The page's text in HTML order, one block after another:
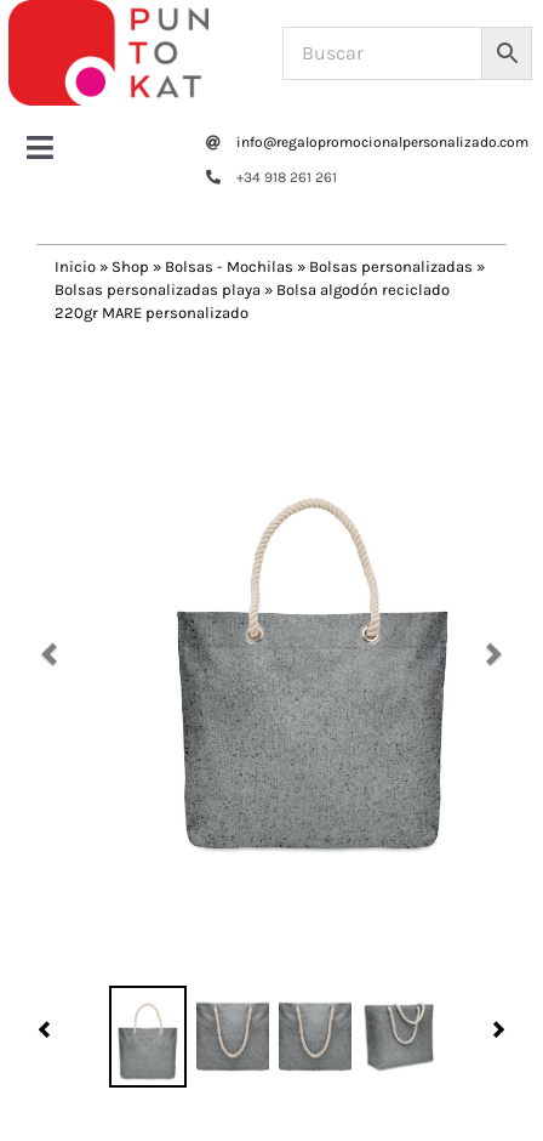
Saltar
contenido
Toggle
Tazas y botellas
Navidad 🎄 Invierno
info@regalopromocionalpersonalizado.com
+34 918 261 261
Inicio » Shop » Bolsas - Mochilas » Bolsas personalizadas »
Bolsas personalizadas playa » Bolsa algodón reciclado
220gr MARE personalizado
Previous